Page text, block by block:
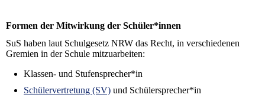
Formen der Mitwirkung der Schüler*innen
SuS haben laut Schulgesetz NRW das Recht, in verschiedenen
Gremien in der Schule mitzuarbeiten:
Klassen- und Stufensprecher*in
Schülervertretung (SV) und Schülersprecher*in